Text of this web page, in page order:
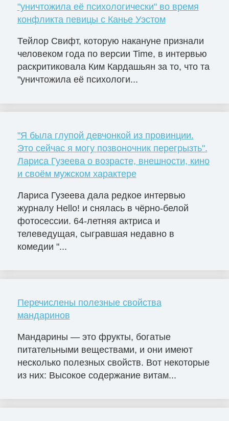
"уничтожила её психологически" во время
конфликта певицы с Канье Уэстом
Тейлор Свифт, которую накануне признали
человеком года по версии Time, в интервью
раскритиковала Ким Кардашьян за то, что та
"уничтожила её психологи...
"Я была глупой девчонкой из провинции.
Это сейчас я могу позвоночник перегрызть".
Лариса Гузеева о возрасте, внешности, кино
и своём мужском характере
Лариса Гузеева дала редкое интервью
журналу Hello! и снялась в чёрно-белой
фотосессии. 64-летняя актриса и
телеведущая, сыгравшая недавно в
комедии "...
Перечислены полезные свойства
мандаринов
Мандарины — это фрукты, богатые
питательными веществами, и они имеют
несколько полезных свойств. Вот некоторые
из них: Высокое содержание витам...